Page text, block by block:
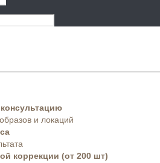
и локаций
коррекции (от 200 шт)